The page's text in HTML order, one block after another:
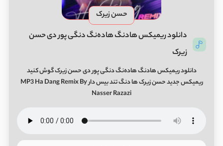
حسن زیرک
دانلود ریمیکس هادنگ هاده‌نگ دنگی پور دی حسن
زیرک
دانلود ریمیکس هادنگ هاده‌نگ دنگی پور دی حسن زیرک گوش کنید
ریمیکس جدید حسن زیرک ها دنگ تند بیس دار MP3 Ha Dang Remix By
Nasser Razazi